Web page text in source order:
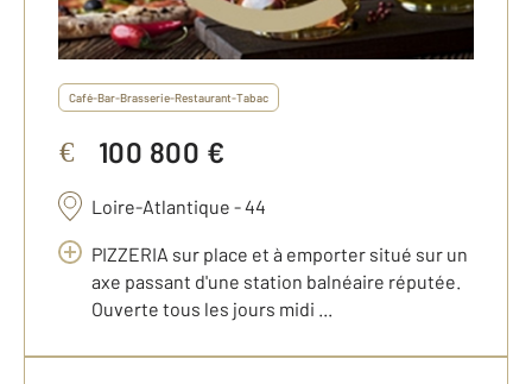
Café-Bar-Brasserie-Restaurant-Tabac
€ 100 800 €
Loire-Atlantique - 44
PIZZERIA sur place et à emporter situé sur un
axe passant d'une station balnéaire réputée.
Ouverte tous les jours midi ...